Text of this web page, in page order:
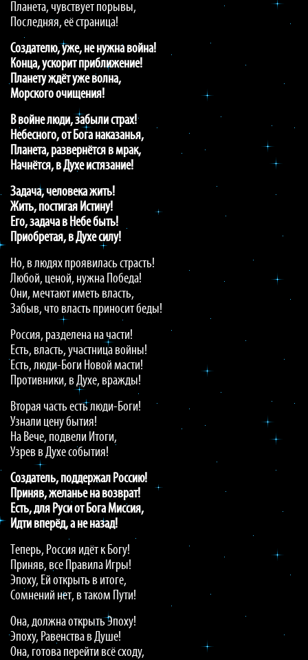
Планета, чувствует порывы,
Последняя, её страница!
Создателю, уже, не нужна война!
Конца, ускорит приближение!
Планету ждёт уже волна,
Морского очищения!
В войне люди, забыли страх!
Небесного, от Бога наказанья,
Планета, развернётся в мрак,
Начнётся, в Духе истязание!
Задача, человека жить!
Жить, постигая Истину!
Его, задача в Небе быть!
Приобретая, в Духе силу!
Но, в людях проявилась страсть!
Любой, ценой, нужна Победа!
Они, мечтают иметь власть,
Забыв, что власть приносит беды!
Россия, разделена на части!
Есть, власть, участница войны!
Есть, люди-Боги Новой масти!
Противники, в Духе, вражды!
Вторая часть есть люди-Боги!
Узнали цену бытия!
На Вече, подвели Итоги,
Узрев в Духе события!
Создатель, поддержал Россию!
Приняв, желанье на возврат!
Есть, для Руси от Бога Миссия,
Идти вперёд, а не назад!
Теперь, Россия идёт к Богу!
Приняв, все Правила Игры!
Эпоху, Ей открыть в итоге,
Сомнений нет, в таком Пути!
Она, должна открыть Эпоху!
Эпоху, Равенства в Душе!
Она, готова перейти всё сходу,